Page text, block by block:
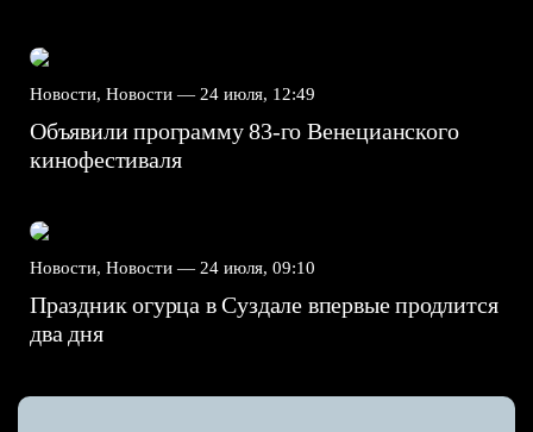
Новости, Новости — 24 июля, 12:49
Объявили программу 83-го Венецианского
кинофестиваля
Новости, Новости — 24 июля, 09:10
Праздник огурца в Суздале впервые продлится
два дня